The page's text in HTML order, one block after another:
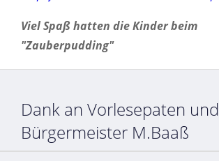
Viel Spaß hatten die Kinder beim
"Zauberpudding"
Dank an Vorlesepaten und
Bürgermeister M.Baaß